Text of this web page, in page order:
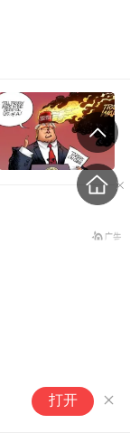
打开